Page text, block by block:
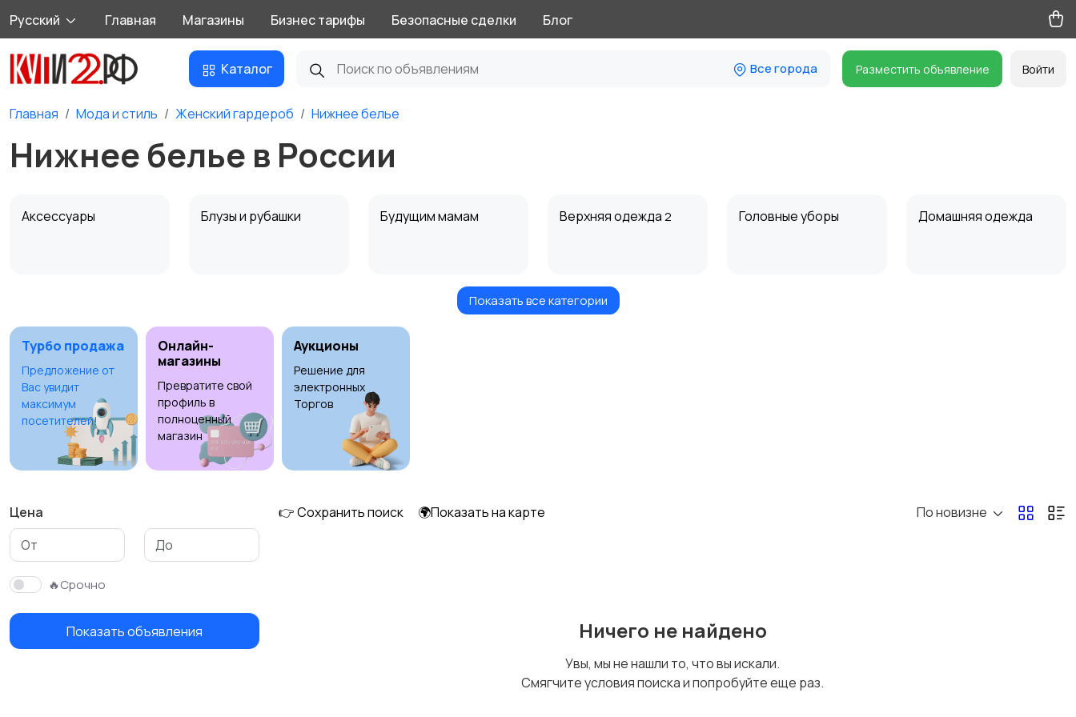
Русский Главная Магазины Бизнес тарифы Безопасные сделки Блог
Каталог Все города Разместить объявление Войти
Главная Мода и стиль Женский гардероб Нижнее белье
Нижнее белье в России
Аксессуары Блузы и рубашки Будущим мамам Верхняя одежда 2 Головные уборы Домашняя одежда
Нижнее белье Обувь4
Свитеры и толстовки Спортивная одежда
Показать все категории
Турбо продажа
Предложение от
Вас увидит
максимум
посетителей!
Онлайн-
магазины
Превратите свой
профиль в
полноценный
магазин
Аукционы
Решение для
электронных
Торгов
Цена
🔥Срочно
Показать объявления
👉 Сохранить поиск 🌍Показать на карте По новизне
Ничего не найдено
Увы, мы не нашли то, что вы искали.
Смягчите условия поиска и попробуйте еще раз.